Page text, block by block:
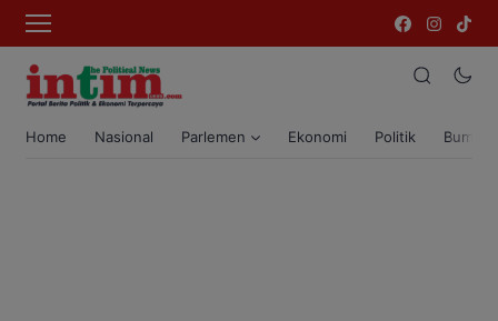
Home Nasional Parlemen Ekonomi Politik Bumi